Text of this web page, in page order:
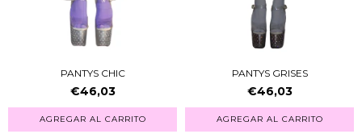
PANTYS CHIC
€46,03
AGREGAR AL CARRITO
PANTYS GRISES
€46,03
AGREGAR AL CARRITO